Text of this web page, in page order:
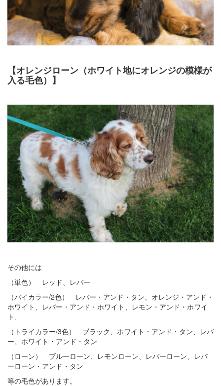
【オレンジローン（ホワイト地にオレンジの模様が
入る毛色）】
その他には
（単色） レッド、レバー
（バイカラー/2色） レバー・アンド・タン、オレンジ・アンド・
ホワイト、レバー・アンド・ホワイト、レモン・アンド・ホワイ
ト、
（トライカラー/3色） ブラック、ホワイト・アンド・タン、レバ
ー、ホワイト・アンド・タン
（ローン） ブルーローン、レモンローン、レバーローン、レバ
ーローン・アンド・タン
等の毛色があります。